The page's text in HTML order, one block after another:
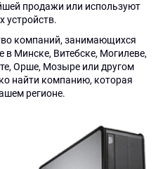
продажи или используют
устройств.
компаний, занимающихся
в Минске, Витебске, Могилеве,
Орше, Мозыре или другом
найти компанию, которая
регионе.